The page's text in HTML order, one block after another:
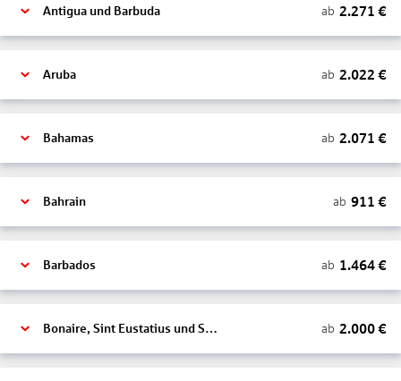
Antigua und Barbuda ab 2.271 €
Aruba ab 2.022 €
Bahamas ab 2.071 €
Bahrain ab 911 €
Barbados ab 1.464€
Bonaire, Sint Eustatius und Saba ab 2.000€